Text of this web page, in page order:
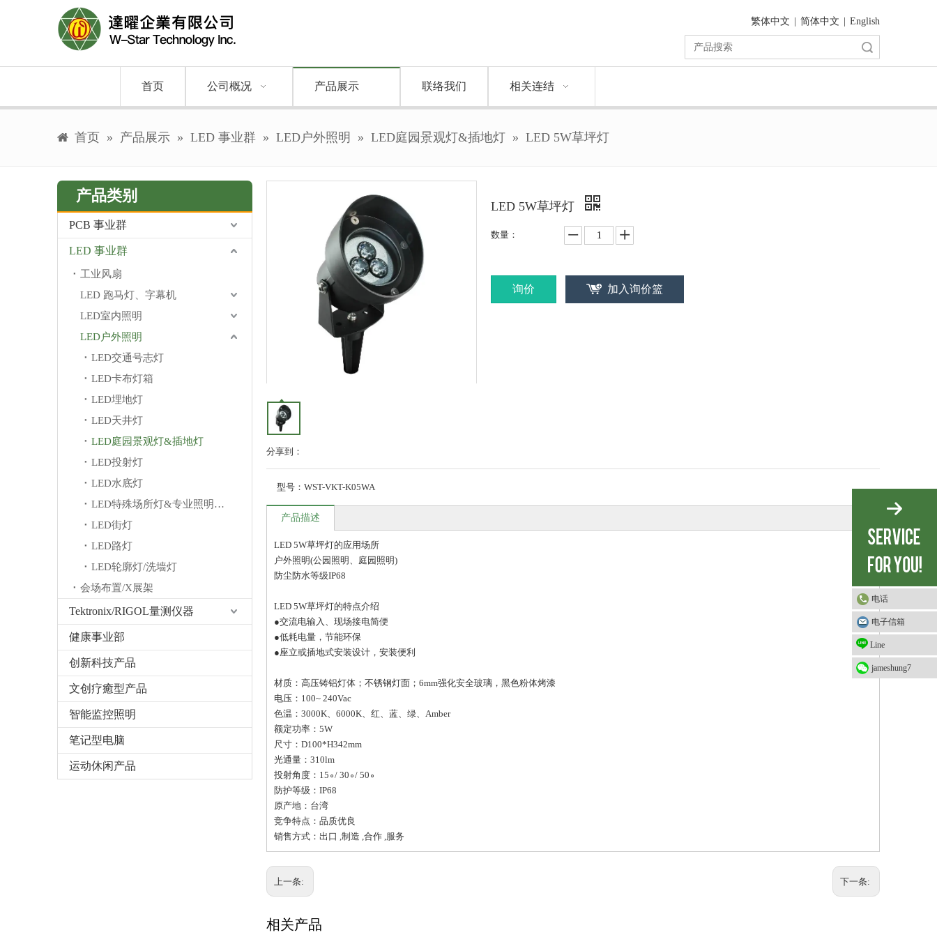
繁体中文 简体中文 English
首页 公司概况 产品展示 联络我们 相关连结
首页 » 产品展示 » LED 事业群 » LED户外照明 » LED庭园景观灯&插地灯 » LED 5W草坪灯
产品类别
PCB 事业群
LED 事业群
工业风扇
LED 跑马灯、字幕机
LED室内照明
LED户外照明
LED交通号志灯
LED卡布灯箱
LED埋地灯
LED天井灯
LED庭园景观灯&插地灯
LED投射灯
LED水底灯
LED特殊场所灯&专业照明灯/其他
LED街灯
LED路灯
LED轮廓灯/洗墙灯
会场布置/X展架
Tektronix/RIGOL量测仪器
健康事业部
创新科技产品
文创疗癒型产品
智能监控照明
笔记型电脑
运动休闲产品
分享到：
LED 5W草坪灯
数量：
询价 加入询价篮
型号： WST-VKT-K05WA
产品描述
LED 5W草坪灯的应用场所
户外照明(公园照明、庭园照明)
防尘防水等级IP68
LED 5W草坪灯的特点介绍
●交流电输入、现场接电简便
●低耗电量，节能环保
●座立或插地式安装设计，安装便利
材质：高压铸铝灯体；不锈钢灯面；6mm强化安全玻璃，黑色粉体烤漆
电压：100~ 240Vac
色温：3000K、6000K、红、蓝、绿、Amber
额定功率：5W
尺寸：D100*H342mm
光通量：310lm
投射角度：15∘/ 30∘/ 50∘
防护等级：IP68
原产地：台湾
竞争特点：品质优良
销售方式：出口 ,制造 ,合作 ,服务
上一条: 下一条:
相关产品
电话
电子信箱
Line
jameshung7